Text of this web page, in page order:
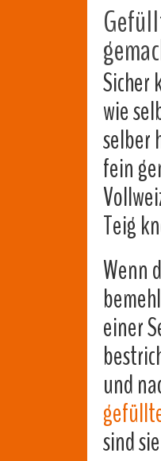
Sicher
wie
selber
fein
Teig
Wenn
einer
und
sind